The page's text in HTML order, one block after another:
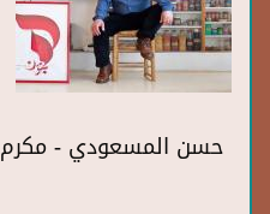
حسن المسعودي - مكرم